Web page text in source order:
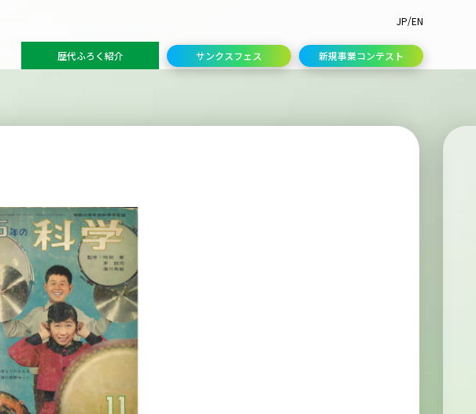
JP/EN
歴代ふろく紹介 サンクスフェス 新規事業コンテスト